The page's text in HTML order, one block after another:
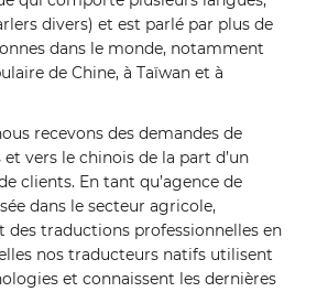
divers) et est parlé par plus de
dans le monde, notamment
de Chine, à Taïwan et à
recevons des demandes de
vers le chinois de la part d’un
clients. En tant qu’agence de
dans le secteur agricole,
traductions professionnelles en
nos traducteurs natifs utilisent
et connaissent les dernières